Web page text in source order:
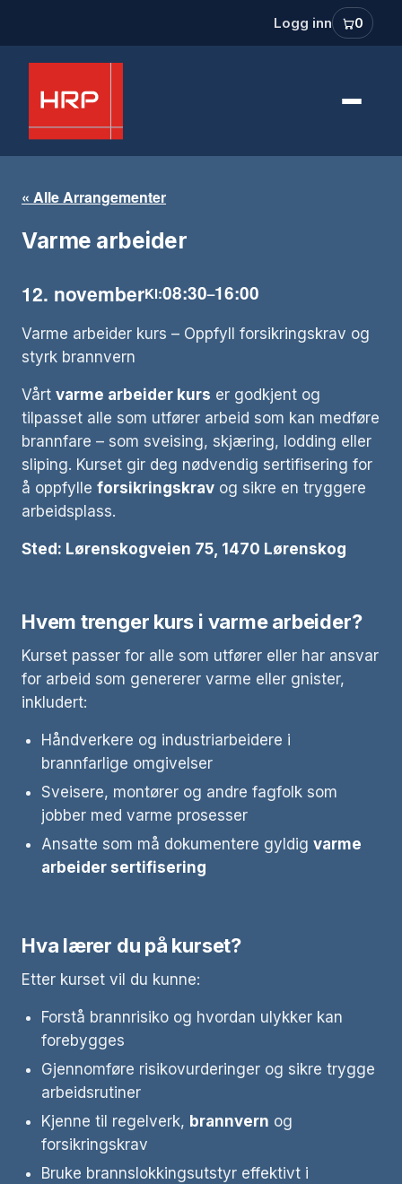
Logg inn 0
« Alle Arrangementer
Varme arbeider
12. novemberKl:08:30–16:00
Varme arbeider kurs – Oppfyll forsikringskrav og
styrk brannvern
Vårt varme arbeider kurs er godkjent og
tilpasset alle som utfører arbeid som kan medføre
brannfare – som sveising, skjæring, lodding eller
sliping. Kurset gir deg nødvendig sertifisering for
å oppfylle forsikringskrav og sikre en tryggere
arbeidsplass.
Sted: Lørenskogveien 75, 1470 Lørenskog
Hvem trenger kurs i varme arbeider?
Kurset passer for alle som utfører eller har ansvar
for arbeid som genererer varme eller gnister,
inkludert:
Håndverkere og industriarbeidere i
brannfarlige omgivelser
Sveisere, montører og andre fagfolk som
jobber med varme prosesser
Ansatte som må dokumentere gyldig varme
arbeider sertifisering
Hva lærer du på kurset?
Etter kurset vil du kunne:
Forstå brannrisiko og hvordan ulykker kan
forebygges
Gjennomføre risikovurderinger og sikre trygge
arbeidsrutiner
Kjenne til regelverk, brannvern og
forsikringskrav
Bruke brannslokkingsutstyr effektivt i